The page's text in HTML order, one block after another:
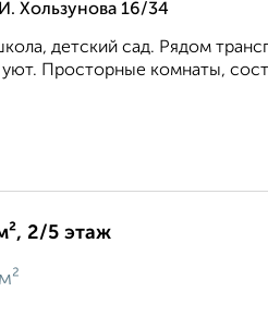
Хользунова 16/34
детский сад. Рядом
уют. Просторные комнаты,
2/5 этаж